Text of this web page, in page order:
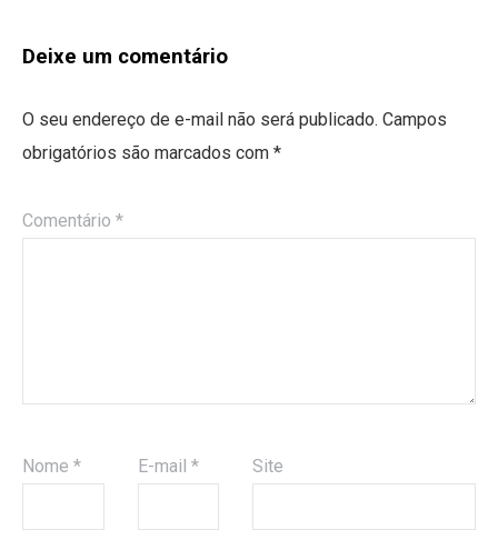
Deixe um comentário
O seu endereço de e-mail não será publicado. Campos
obrigatórios são marcados com *
Comentário *
Nome * E-mail * Site